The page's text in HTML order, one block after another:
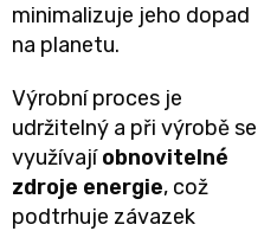
pleny
na
pleny
minimalizuje jeho dopad
na planetu.
Výrobní proces je
udržitelný a při výrobě se
využívajíobnovitelné
zdroje energie, což
podtrhuje závazek